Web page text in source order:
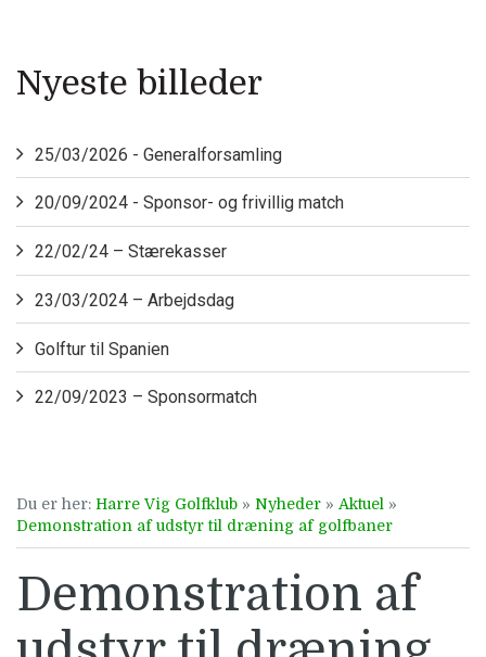
Nyeste billeder
25/03/2026 - Generalforsamling
20/09/2024 - Sponsor- og frivillig match
22/02/24 – Stærekasser
23/03/2024 – Arbejdsdag
Golftur til Spanien
22/09/2023 – Sponsormatch
Du er her: Harre Vig Golfklub » Nyheder » Aktuel »
Demonstration af udstyr til dræning af golfbaner
Demonstration af